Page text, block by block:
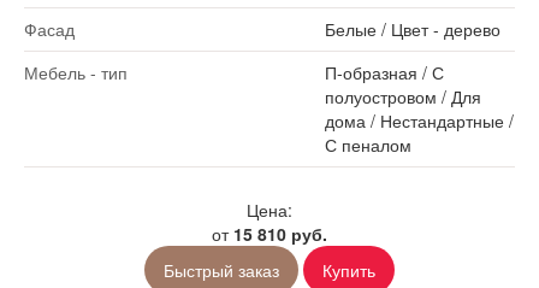
Фасад
Белые/ Цвет - дерево
Мебель - тип
П-образная / С
полуостровом / Для
дома/ Нестандартные/
С пеналом
Цена:
от 15 810 руб.
Быстрый заказ
Купить